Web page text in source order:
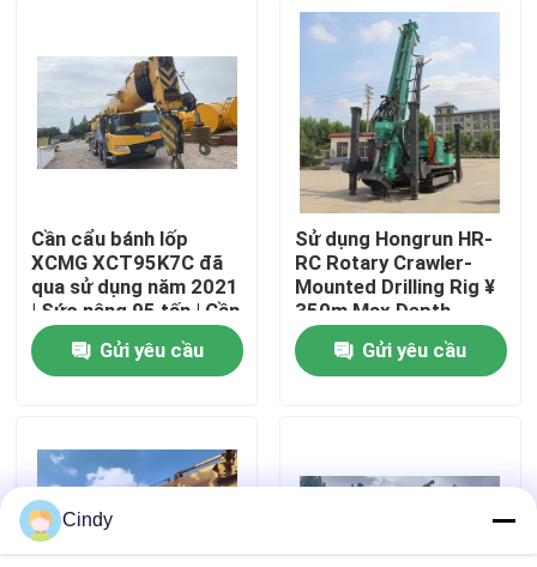
Tham quan nhà máy
Kiểm soát chất lượng
Liên hệ chúng tôi
Yêu cầu báo giá
Xe bơm bê tông đã qua sử dụng
Xe trộn bê tông đã qua sử dụng
Cần cẩu bánh lốp
XCMG XCT95K7C đã
qua sử dụng năm 2021
| Sức nâng 95 tấn | Cần
chính 72M
Gửi yêu cầu
Sử dụng Hongrun HR-
RC Rotary Crawler-
Mounted Drilling Rig ¥
350m Max Depth,
Diesel-Powered Water
Well DrillingGửi yêu cầu
Cindy